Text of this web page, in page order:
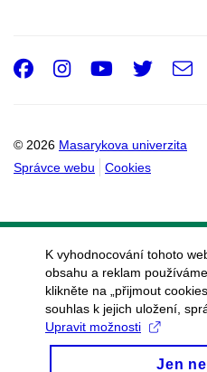
© 2026 Masarykova univerzita
Správce webu
Cookies
Facebook
Instagram
Youtube
e-
K vyhodnocování tohoto
obsahu a reklam
klikněte na „přijmout
souhlas k jejich uložení,
Upravit možnosti
Jen